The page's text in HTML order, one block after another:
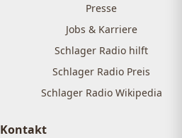
Presse
Jobs & Karriere
Schlager Radio hilft
Schlager Radio Preis
Schlager Radio Wikipedia
Kontakt